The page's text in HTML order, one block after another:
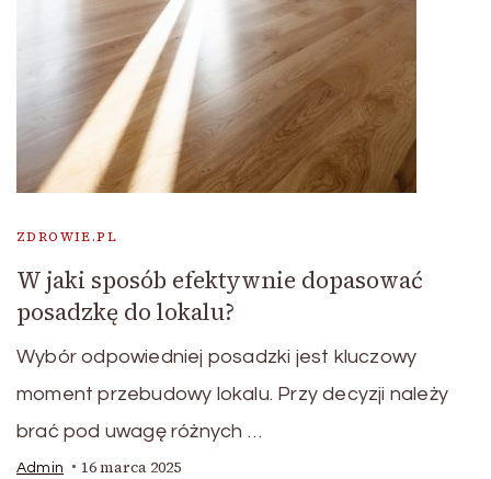
ZDROWIE.PL
W jaki sposób efektywnie dopasować
posadzkę do lokalu?
Wybór odpowiedniej posadzki jest kluczowy
moment przebudowy lokalu. Przy decyzji należy
brać pod uwagę różnych …
Admin 16 marca 2025